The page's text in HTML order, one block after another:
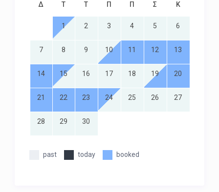
Δ Τ Τ Π Π Σ Κ
1 2 3 4 5 6
7 8 9 10 11 12 13
14 15 16 17 18 19 20
21 22 23 24 25 26 27
28 29 30
past today booked